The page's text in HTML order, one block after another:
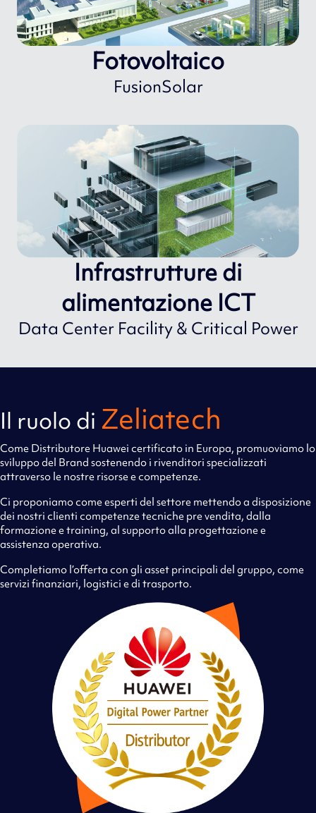
Fotovoltaico
FusionSolar
Infrastrutture di
alimentazione ICT
Data Center Facility & Critical Power
Il ruolo di Zeliatech
Come Distributore Huawei certificato in Europa, promuoviamo lo
sviluppo del Brand sostenendo i rivenditori specializzati
attraverso le nostre risorse e competenze.
Ci proponiamo come esperti del settore mettendo a disposizione
dei nostri clienti competenze tecniche pre vendita, dalla
formazione e training, al supporto alla progettazione e
assistenza operativa.
Completiamo l’offerta con gli asset principali del gruppo, come
servizi finanziari, logistici e di trasporto.